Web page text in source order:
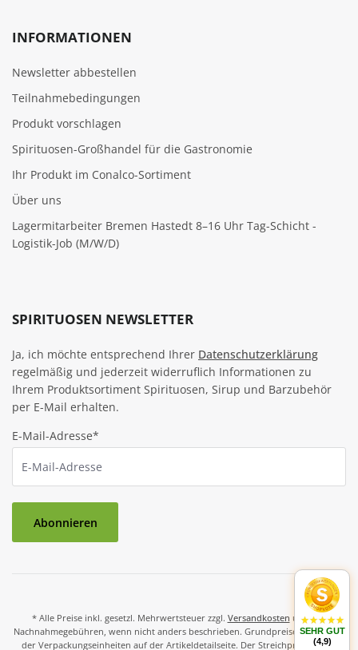
INFORMATIONEN
Newsletter abbestellen
Teilnahmebedingungen
Produkt vorschlagen
Spirituosen-Großhandel für die Gastronomie
Ihr Produkt im Conalco-Sortiment
Über uns
Lagermitarbeiter Bremen Hastedt 8–16 Uhr Tag-Schicht -
Logistik-Job (M/W/D)
SPIRITUOSEN NEWSLETTER
Ja, ich möchte entsprechend Ihrer Datenschutzerklärung
regelmäßig und jederzeit widerruflich Informationen zu
Ihrem Produktsortiment Spirituosen, Sirup und Barzubehör
per E-Mail erhalten.
E-Mail-Adresse*
Abonnieren
* Alle Preise inkl. gesetzl. Mehrwertsteuer zzgl. Versandkosten und ggf.
Nachnahmegebühren, wenn nicht anders beschrieben. Grundpreise und Preise
der Verpackungseinheiten auf der Artikeldetailseite. Der Streichpreis ist der
SEHR GUT
(4,9)